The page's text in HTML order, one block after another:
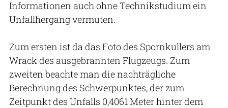
Informationen auch ohne Technikstudium ein
Unfallhergang vermuten.
Zum ersten ist da das Foto des Spornkullers am
Wrack des ausgebrannten Flugzeugs. Zum
zweiten beachte man die nachträgliche
Berechnung des Schwerpunktes, der zum
Zeitpunkt des Unfalls 0,4061 Meter hinter dem